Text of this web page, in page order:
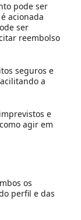
pode ser
acionada
ser
reembolso
seguros e
a
e
agir em
os
perfil e das